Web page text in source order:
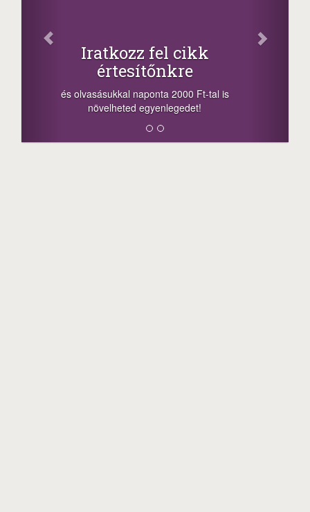
+1.000.000 Ft...
-nyeremény növelés jár a szerencsésnek
megosztási lehetőséget. Lájkolj is minket!